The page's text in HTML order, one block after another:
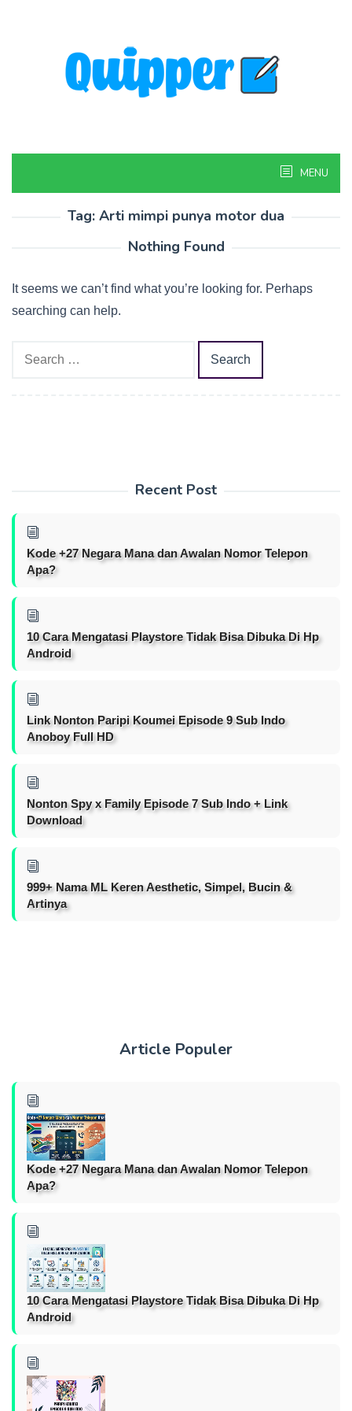
MENU
Tag: Arti mimpi punya motor dua
Nothing Found
It seems we can’t find what you’re looking for. Perhaps
searching can help.
Recent Post
Kode +27 Negara Mana dan Awalan Nomor Telepon
Apa?
10 Cara Mengatasi Playstore Tidak Bisa Dibuka Di Hp
Android
Link Nonton Paripi Koumei Episode 9 Sub Indo
Anoboy Full HD
Nonton Spy x Family Episode 7 Sub Indo + Link
Download
999+ Nama ML Keren Aesthetic, Simpel, Bucin &
Artinya
Article Populer
Kode +27 Negara Mana dan Awalan Nomor Telepon
Apa?
10 Cara Mengatasi Playstore Tidak Bisa Dibuka Di Hp
Android